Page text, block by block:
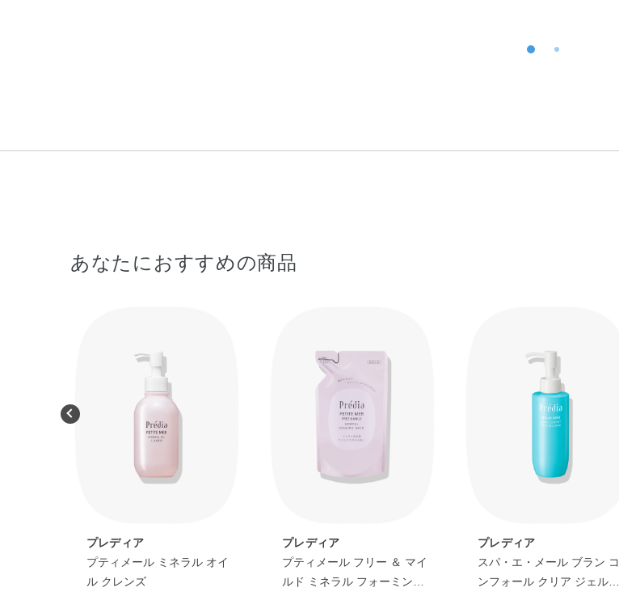
あなたにおすすめの商品
プレディア
プティメール ミネラル オイ
ル クレンズ
プレディア
プティメール フリー ＆ マイ
ルド ミネラル フォーミング
プレディア
スパ・エ・メール ブラン コ
ンフォール クリア ジェルウ